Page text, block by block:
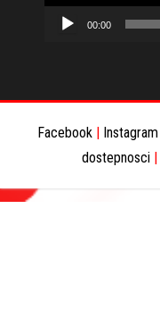
00:00
Facebook | Instagram
dostepnosci |